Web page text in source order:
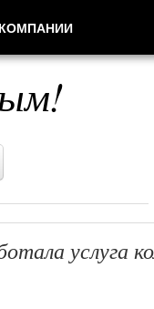
услуга
КОМПАНИИ